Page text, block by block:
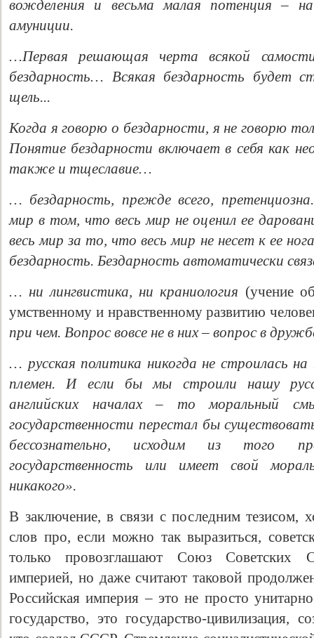
вожделения и весьма малая потенция –
амуниции.
…Первая решающая черта всякой
бездарность… Всякая бездарность будет
щель...
Когда я говорю о бездарности, я не говорю
Понятие бездарности включает в себя как
также и тщеславие…
… бездарность, прежде всего,
мир в том, что весь мир не оценил ее
весь мир за то, что весь мир не несет к ее
бездарность. Бездарность автоматически
… ни лингвистика, ни краниология (учение
умственному и нравственному развитию
при чем. Вопрос вовсе не в них – вопрос в
… русская политика никогда не строилась на
племен. И если бы мы строили нашу
английских началах – то моральный
государственности перестал бы
бессознательно, исходим из того
государственность или имеет свой
никакого».
В заключение, в связи с последним тезисом,
слов про, если можно так выразиться,
только провозглашают Союз Советских
империей, но даже считают таковой
Российская империя – это не просто
государство, это государство-цивилизация,